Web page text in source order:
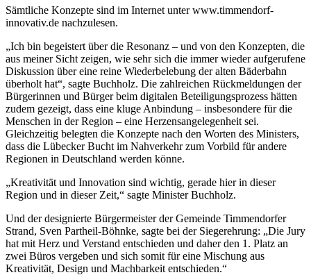
Sämtliche Konzepte sind im Internet unter www.timmendorf-
innovativ.de nachzulesen.
„Ich bin begeistert über die Resonanz – und von den Konzepten, die
aus meiner Sicht zeigen, wie sehr sich die immer wieder aufgerufene
Diskussion über eine reine Wiederbelebung der alten Bäderbahn
überholt hat“, sagte Buchholz. Die zahlreichen Rückmeldungen der
Bürgerinnen und Bürger beim digitalen Beteiligungsprozess hätten
zudem gezeigt, dass eine kluge Anbindung – insbesondere für die
Menschen in der Region – eine Herzensangelegenheit sei.
Gleichzeitig belegten die Konzepte nach den Worten des Ministers,
dass die Lübecker Bucht im Nahverkehr zum Vorbild für andere
Regionen in Deutschland werden könne.
„Kreativität und Innovation sind wichtig, gerade hier in dieser
Region und in dieser Zeit,“ sagte Minister Buchholz.
Und der designierte Bürgermeister der Gemeinde Timmendorfer
Strand, Sven Partheil-Böhnke, sagte bei der Siegerehrung: „Die Jury
hat mit Herz und Verstand entschieden und daher den 1. Platz an
zwei Büros vergeben und sich somit für eine Mischung aus
Kreativität, Design und Machbarkeit entschieden.“